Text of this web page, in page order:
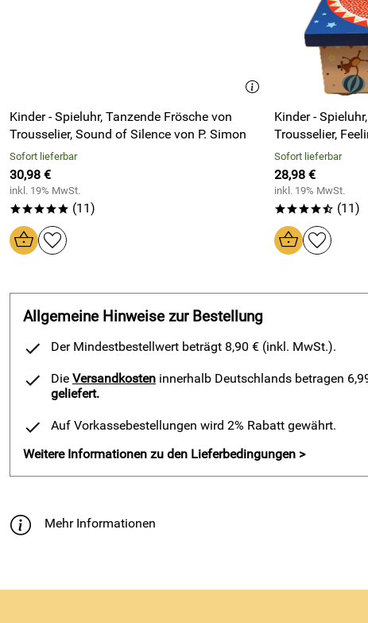
Kinder - Spieluhr, Tanzende Frösche von
Trousselier, Sound of Silence von P. Simon
Sofort lieferbar
30,98 €
inkl. 19% MwSt.
***** (11)
Kinder -
Trousselier,
Sofort lieferbar
28,98 €
inkl. 19% MwSt.
****/ (11)
Allgemeine Hinweise zur Bestellung
Der Mindestbestellwert beträgt 8,90 € (inkl. MwSt.).
Die Versandkosten innerhalb Deutschlands betragen
geliefert.
Auf Vorkassebestellungen wird 2% Rabatt gewährt.
Weitere Informationen zu den Lieferbedingungen >
Mehr Informationen